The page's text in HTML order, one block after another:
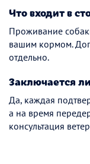
Что входит в
Проживание
вашим кормом.
отдельно.
Заключается
Да, каждая
а на время
консультация